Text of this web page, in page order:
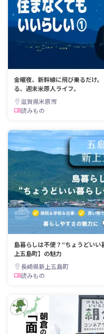
金曜夜、新幹線に飛び乗るだけ
る、週末米原人ライフ。
滋賀県米原市
読みもの
島暮らしは不便？“ちょうどい
上五島町】の魅力
長崎県新上五島町
読みもの